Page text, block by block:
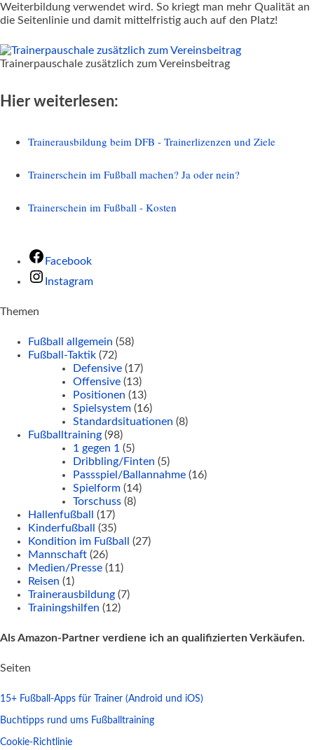
Weiterbildung verwendet wird. So kriegt man mehr Qualität an
die Seitenlinie und damit mittelfristig auch auf den Platz!
Trainerpauschale zusätzlich zum Vereinsbeitrag
Hier weiterlesen:
Trainerausbildung beim DFB - Trainerlizenzen und Ziele
Trainerschein im Fußball machen? Ja oder nein?
Trainerschein im Fußball - Kosten
Facebook
Instagram
Themen
Fußball allgemein (58)
Fußball-Taktik (72)
Defensive (17)
Offensive (13)
Positionen (13)
Spielsystem (16)
Standardsituationen (8)
Fußballtraining (98)
1 gegen 1 (5)
Dribbling/Finten (5)
Passspiel/Ballannahme (16)
Spielform (14)
Torschuss (8)
Hallenfußball (17)
Kinderfußball (35)
Kondition im Fußball (27)
Mannschaft (26)
Medien/Presse (11)
Reisen (1)
Trainerausbildung (7)
Trainingshilfen (12)
Als Amazon-Partner verdiene ich an qualifizierten Verkäufen.
Seiten
15+ Fußball-Apps für Trainer (Android und iOS)
Buchtipps rund ums Fußballtraining
Cookie-Richtlinie